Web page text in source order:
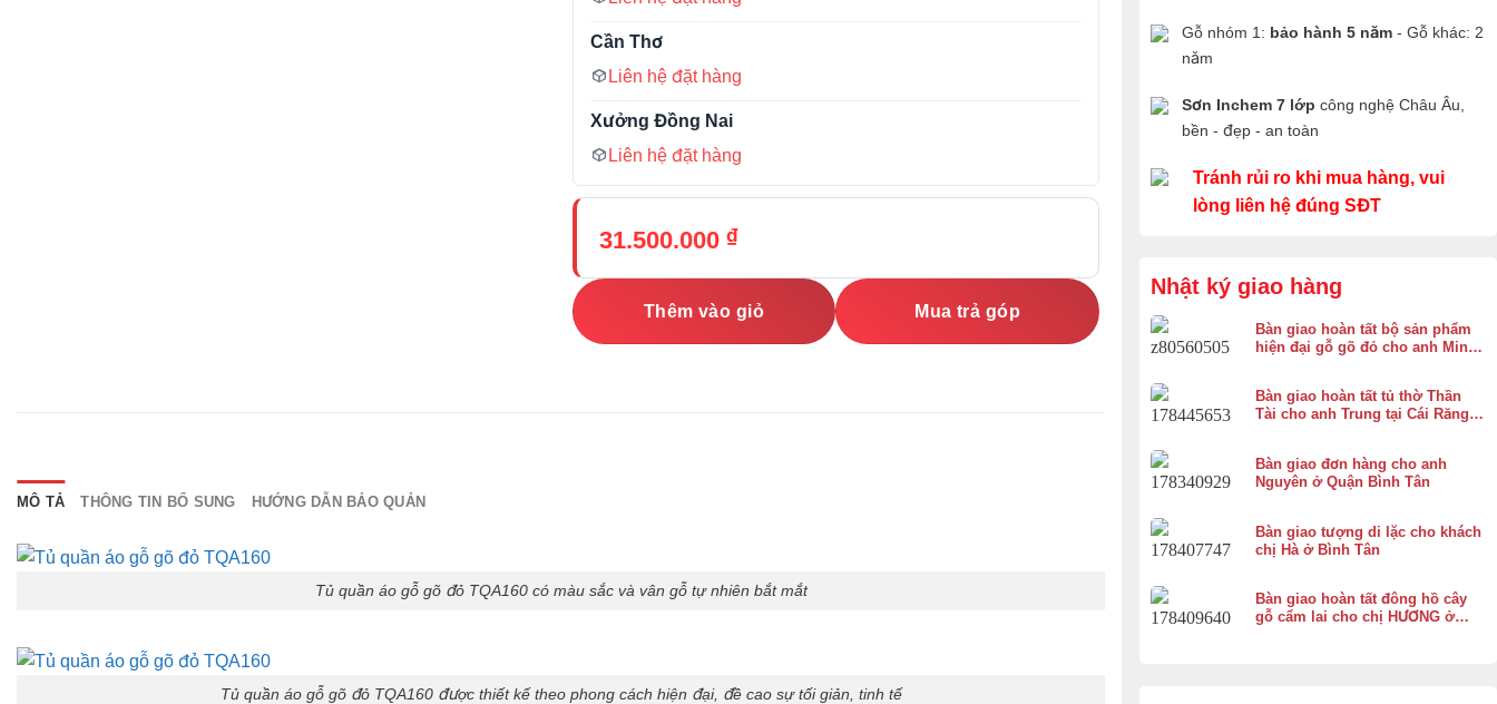
Gỗ nhóm 1: bảo hành 5 năm- Gỗ khác: 2
năm
Sơn Inchem 7 lớp công nghệ Châu Âu,
bền - đẹp - an toàn
Tránh rủi ro khi mua hàng, vui
lòng liên hệ đúng SĐT
Nhật ký giao hàng
Bàn giao hoàn tất bộ sản phẩm
hiện đại gỗ gõ đỏ cho anh Minh
Bàn giao hoàn tất tủ thờ Thần
Tài cho anh Trung tại Cái Răng,
Bàn giao đơn hàng cho anh
Nguyên ở Quận Bình Tân
Bàn giao tượng di lặc cho khách
chị Hà ở Bình Tân
Bàn giao hoàn tất đông hồ cây
gỗ cẩm lai cho chị HƯƠNG ở
Cần Thơ
Liên hệ đặt hàng
Xưởng Đồng Nai
Liên hệ đặt hàng
31.500.000 ₫
Thêm vào giỏ Mua trả góp
MÔ TẢ THÔNG TIN BỔ SUNG HƯỚNG DẪN BẢO QUẢN
Tủ quần áo gỗ gõ đỏ TQA160 có màu sắc và vân gỗ tự nhiên bắt mắt
Tủ quần áo gỗ gõ đỏ TQA160 được thiết kế theo phong cách hiện đại, đề cao sự tối giản, tinh tế